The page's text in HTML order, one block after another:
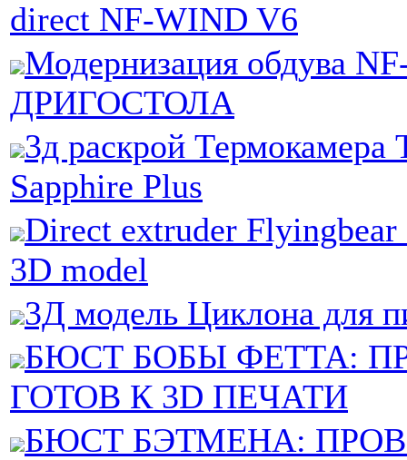
direct NF-WIND V6
Модернизация обдува
ДРИГОСТОЛА
3д раскрой Термокамера
Sapphire Plus
Direct extruder Flyingbear
3D model
3Д модель Циклона для
БЮСТ БОБЫ ФЕТТА:
ГОТОВ К 3D ПЕЧАТИ
БЮСТ БЭТМЕНА: